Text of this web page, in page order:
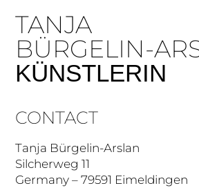
TANJA
BÜRGELIN-
KÜNSTLERIN
CONTACT
Tanja Bürgelin-Arslan
Silcherweg 11
Germany – 79591 Eimeldingen